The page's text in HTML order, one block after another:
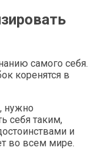
самого себя.
коренятся в
нужно
себя таким,
и
во всем мире.